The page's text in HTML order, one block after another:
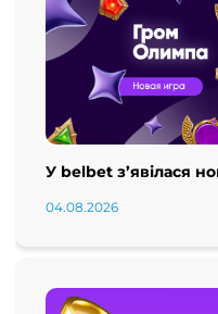
У belbet з’явілася
04.08.2026